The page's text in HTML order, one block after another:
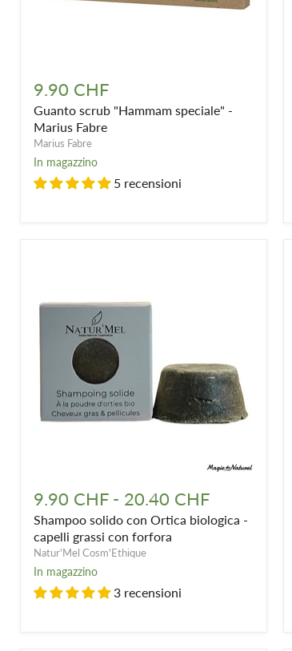
scrub
"Hammam
speciale"
-
Marius
Fabre
9.90 CHF
Guanto scrub "Hammam speciale" -
Marius Fabre
Marius Fabre
In magazzino
5 recensioni
solido
con
Ortica
biologica
-
capelli
grassi
con
9.90 CHF- 20.40 CHF
Shampoo solido con Ortica biologica -
capelli grassi con forfora
Natur'Mel Cosm'Ethique
In magazzino
3 recensioni